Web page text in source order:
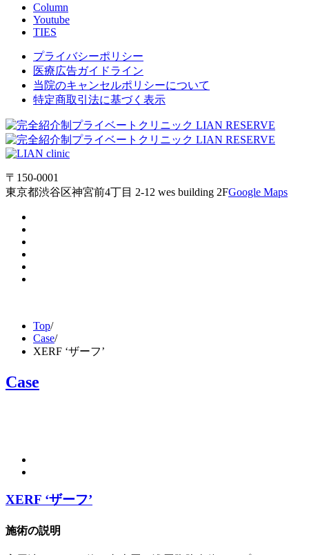
Column
Youtube
TIES
プライバシーポリシー
医療広告ガイドライン
当院のキャンセルポリシーについて
特定商取引法に基づく表示
〒150-0001
東京都渋谷区神宮前4丁目 2-12 wes building 2FGoogle Maps
Top/
Case/
XERF ‘ザーフ’
Case
XERF ‘ザーフ’
施術の説明